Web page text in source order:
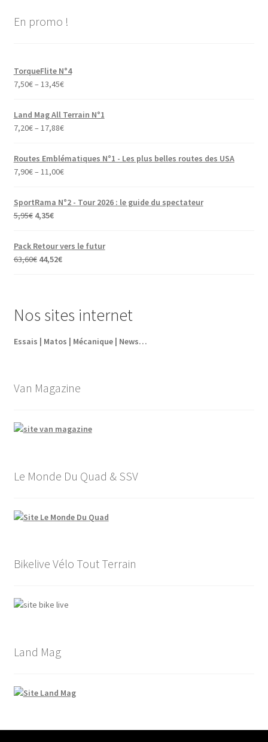
En promo !
TorqueFlite N°4
7,50€– 13,45€
Land Mag All Terrain N°1
7,20€– 17,88€
Routes Emblématiques N°1 - Les plus belles routes des USA
7,90€– 11,00€
SportRama N°2 - Tour 2026 : le guide du spectateur
5,95€ Le
5,95€.
4,35€Le
Pack Retour vers le futur
63,60€ Le
63,60€.
44,52€Le
44,52€.
Nos sites internet
Essais | Matos | Mécanique | News…
Van Magazine
Le Monde Du Quad & SSV
Bikelive Vélo Tout Terrain
Land Mag